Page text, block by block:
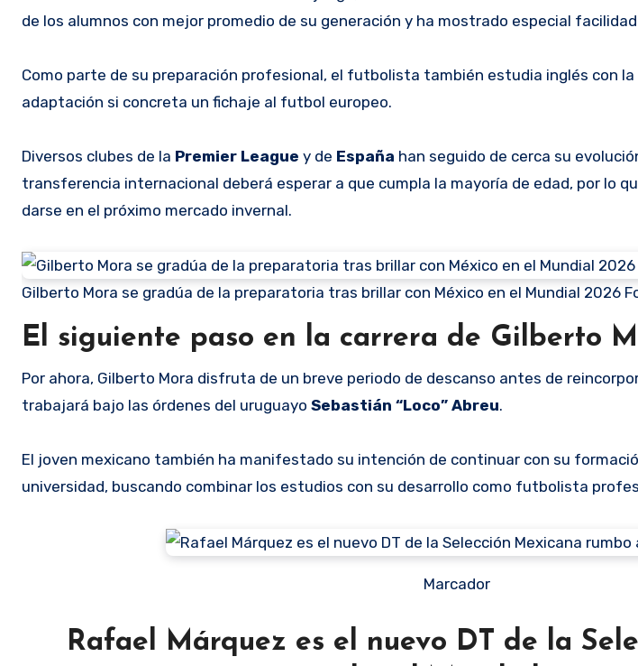
de los alumnos con mejor promedio de su generación y ha mostrado especial
Como parte de su preparación profesional, el futbolista también estudia inglés con
adaptación si concreta un fichaje al futbol europeo.
Diversos clubes de la Premier League y de España han seguido de cerca su
transferencia internacional deberá esperar a que cumpla la mayoría de edad, por lo
darse en el próximo mercado invernal.
Gilberto Mora se gradúa de la preparatoria tras brillar con México en el Mundial 2026
El siguiente paso en la carrera de Gilberto
Por ahora, Gilberto Mora disfruta de un breve periodo de descanso antes de
trabajará bajo las órdenes del uruguayo Sebastián “Loco” Abreu.
El joven mexicano también ha manifestado su intención de continuar con su
universidad, buscando combinar los estudios con su desarrollo como futbolista
Marcador
Rafael Márquez es el nuevo DT de la